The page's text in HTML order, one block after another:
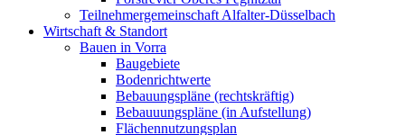
Teilnehmergemeinschaft Alfalter-Düsselbach
Wirtschaft & Standort
Bauen in Vorra
Baugebiete
Bodenrichtwerte
Bebauungspläne (rechtskräftig)
Bebauuungspläne (in Aufstellung)
Flächennutzungsplan